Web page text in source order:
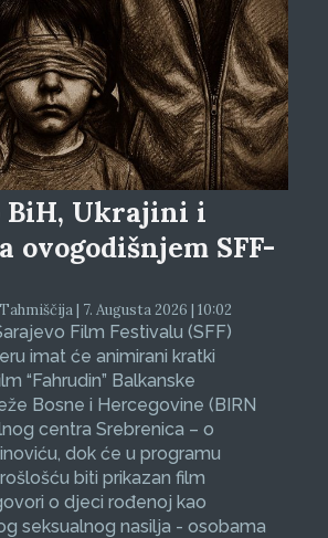
BiH, Ukrajini i
ovogodišnjem SFF-
| 7. Augusta 2026 | 10:02
Film Festivalu (SFF)
imat će animirani kratki
“Fahrudin” Balkanske
Bosne i Hercegovine (BIRN
centra Srebrenica – o
dok će u programu
biti prikazan film
o djeci rođenoj kao
seksualnog nasilja - osobama